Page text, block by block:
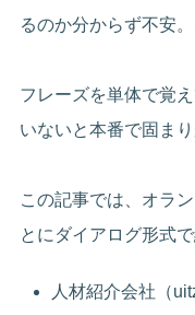
るのか分からず不安。
フレーズを単体で覚
いないと本番で固まり
この記事では、オラ
とにダイアログ形式で
人材紹介会社（